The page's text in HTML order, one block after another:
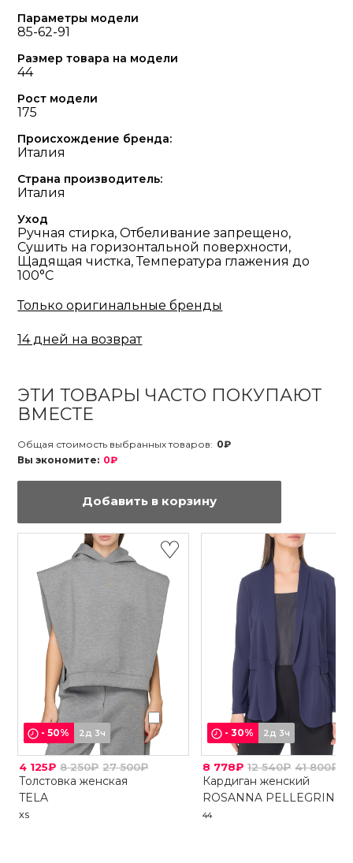
Параметры модели
85-62-91
Размер товара на модели
44
Рост модели
175
Происхождение бренда:
Италия
Страна производитель:
Италия
Уход
Ручная стирка, Отбеливание запрещено,
Сушить на горизонтальной поверхности,
Щадящая чистка, Температура глажения до
100°С
Только оригинальные бренды
14 дней на возврат
ЭТИ ТОВАРЫ ЧАСТО ПОКУПАЮТ
ВМЕСТЕ
Общая стоимость выбранных товаров: 0₽
Вы экономите: 0₽
Добавить в корзину
-50% 2д 3ч
4 125₽ 8 250₽ 27 500₽
Толстовка женская
TELA
XS
-30% 2д 3ч
8 778₽ 12 540₽ 41 800₽
Кардиган женский
ROSANNA PELLEGRINI
44